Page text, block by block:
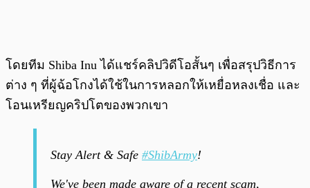
โดยทีม Shiba Inu ได้แชร์คลิปวิดีโอสั้นๆ เพื่อสรุปวิธีการ
ต่าง ๆ ที่ผู้ฉ้อโกงได้ใช้ในการหลอกให้เหยื่อหลงเชื่อ และ
โอนเหรียญคริปโตของพวกเขา
Stay Alert & Safe #ShibArmy!
We've been made aware of a recent scam,